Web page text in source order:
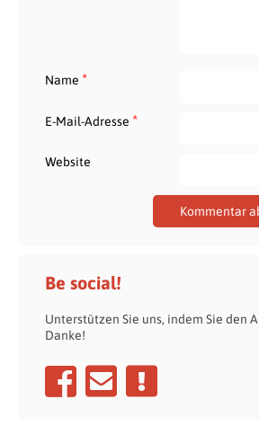
Name *
E-Mail-Adresse *
Website
Be social!
Unterstützen Sie uns, indem Sie den
Danke!